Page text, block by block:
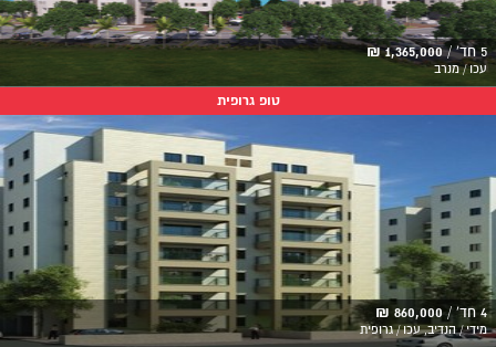
5 חד' / 1,365,000 ₪
עכו / מנרב
טופ גרופית
4 חד' / 860,000 ₪
מידי / הנדיב, עכו / גרופית